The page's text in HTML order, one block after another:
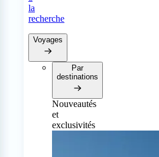
la
recherche
Voyages
Par
destinations
Nouveautés
et
exclusivités